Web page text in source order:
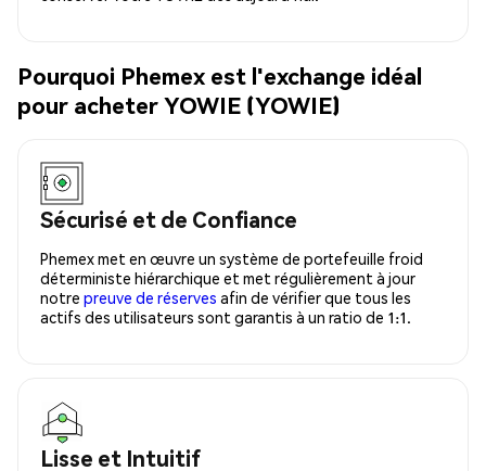
Pourquoi Phemex est l'exchange idéal
pour acheter YOWIE (YOWIE)
Sécurisé et de Confiance
Phemex met en œuvre un système de portefeuille froid
déterministe hiérarchique et met régulièrement à jour
notre preuve de réserves afin de vérifier que tous les
actifs des utilisateurs sont garantis à un ratio de 1:1.
Lisse et Intuitif